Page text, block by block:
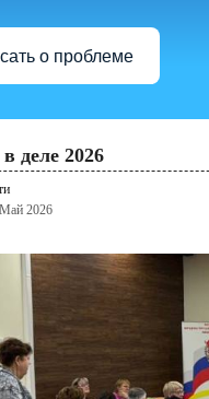
о проблеме
деле 2026
2026